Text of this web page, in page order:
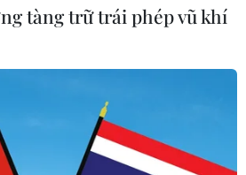
tàng trữ trái phép vũ khí